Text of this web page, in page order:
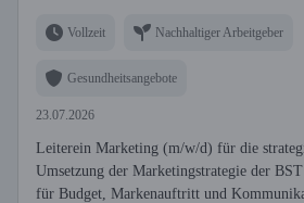
Vollzeit Nachhaltiger Arbeitgeber
Gesundheitsangebote
23.07.2026
Leiterein Marketing (m/w/d) für die
Umsetzung der Marketingstrategie der
für Budget, Markenauftritt und